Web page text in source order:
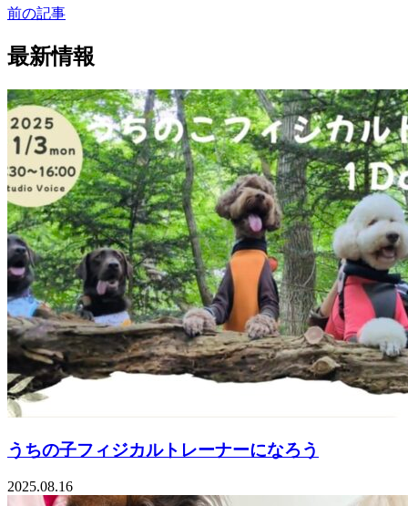
前の記事
最新情報
うちの子フィジカルトレーナーになろう
2025.08.16